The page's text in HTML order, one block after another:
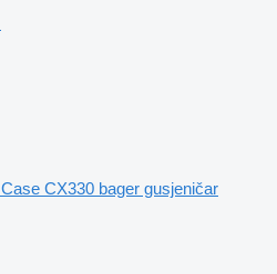
Case CX330 bager gusjeničar